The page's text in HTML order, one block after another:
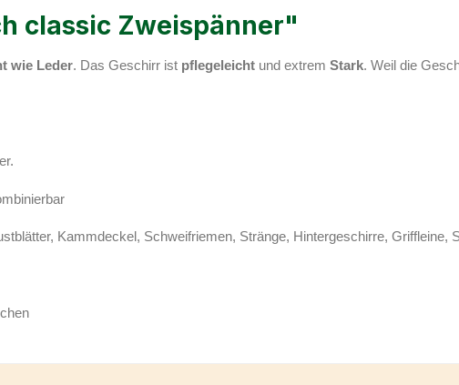
classic Zweispänner"
wie Leder. Das Geschirr ist pflegeleicht und extrem Stark. Weil die
Kammdeckel, Schweifriemen, Stränge, Hintergeschirre, Griffleine,